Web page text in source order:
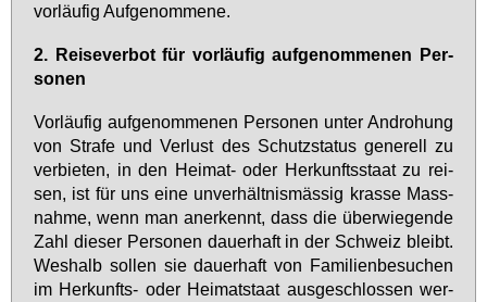
vor­läu­fig Auf­ge­nom­me­ne.
2. Rei­se­ver­bot für vor­läu­fig auf­ge­nom­me­nen Per­
so­nen
Vor­läu­fig auf­ge­nom­me­nen Per­so­nen un­ter An­dro­hung
von Stra­fe und Ver­lust des Schutz­sta­tus ge­ne­rell zu
ver­bie­ten, in den Hei­mat- oder Her­kunfts­staat zu rei­
sen, ist für uns ei­ne un­ver­hält­nis­mäs­sig kras­se Mass­
nah­me, wenn man an­er­kennt, dass die über­wie­gen­de
Zahl die­ser Per­so­nen dau­er­haft in der Schweiz bleibt.
Wes­halb sol­len sie dau­er­haft von Fa­mi­li­en­be­su­chen
im Her­kunfts- oder Hei­mat­staat aus­ge­schlos­sen wer­